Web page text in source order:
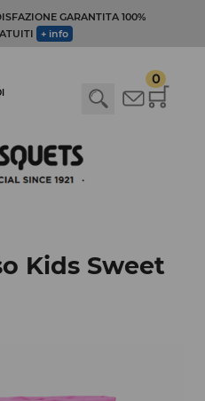
GARANTITA 100%
+ info
0
Kids Sweet